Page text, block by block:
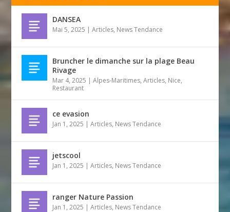
DANSEA
Mai 5, 2025 |Articles, News Tendance
Bruncher le dimanche sur la plage Beau
Rivage
Mar 4, 2025 |Alpes-Maritimes,Articles, Nice,
Restaurant
ce evasion
Jan 1, 2025 |Articles, News Tendance
jetscool
Jan 1, 2025 |Articles, News Tendance
ranger Nature Passion
Jan 1, 2025 |Articles, News Tendance